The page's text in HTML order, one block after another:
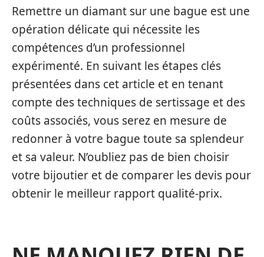
Remettre un diamant sur une bague est une
opération délicate qui nécessite les
compétences d’un professionnel
expérimenté. En suivant les étapes clés
présentées dans cet article et en tenant
compte des techniques de sertissage et des
coûts associés, vous serez en mesure de
redonner à votre bague toute sa splendeur
et sa valeur. N’oubliez pas de bien choisir
votre bijoutier et de comparer les devis pour
obtenir le meilleur rapport qualité-prix.